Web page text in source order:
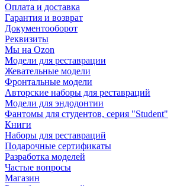
Оплата и доставка
Гарантия и возврат
Документооборот
Реквизиты
Мы на Ozon
Модели для реставрации
Жевательные модели
Фронтальные модели
Авторские наборы для реставраций
Модели для эндодонтии
Фантомы для студентов, серия "Student"
Книги
Наборы для реставраций
Подарочные сертификаты
Разработка моделей
Частые вопросы
Магазин